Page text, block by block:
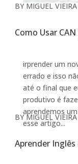
Como Usar
BYMIGUEL VIEIRA
Aprender
BYMIGUEL VIEIRA
irprender um
errado e isso
até o final que
produtivo é
aprendemos
esse artigo...